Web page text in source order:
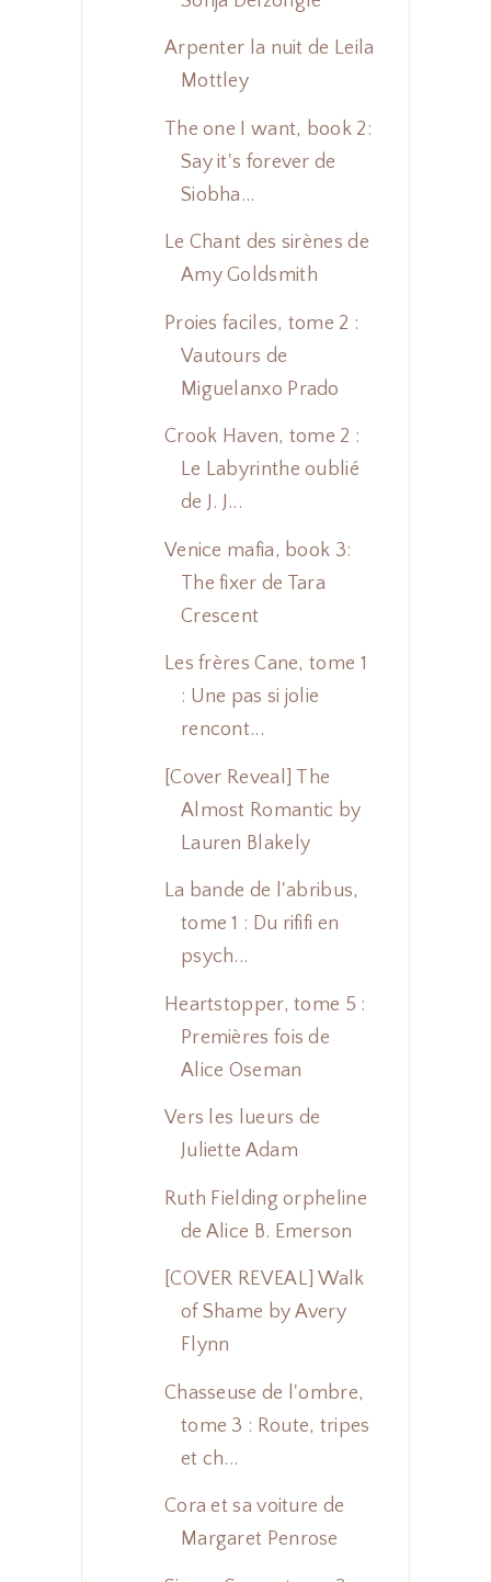
Arpenter la nuit de Leila
Mottley
The one I want, book 2:
Say it's forever de
Siobha...
Le Chant des sirènes de
Amy Goldsmith
Proies faciles, tome 2 :
Vautours de
Miguelanxo Prado
Crook Haven, tome 2 :
Le Labyrinthe oublié
de J. J...
Venice mafia, book 3:
The fixer de Tara
Crescent
Les frères Cane, tome 1
: Une pas si jolie
rencont...
[Cover Reveal] The
Almost Romantic by
Lauren Blakely
La bande de l'abribus,
tome 1 : Du rififi en
psych...
Heartstopper, tome 5 :
Premières fois de
Alice Oseman
Vers les lueurs de
Juliette Adam
Ruth Fielding orpheline
de Alice B. Emerson
[COVER REVEAL] Walk
of Shame by Avery
Flynn
Chasseuse de l'ombre,
tome 3 : Route, tripes
et ch...
Cora et sa voiture de
Margaret Penrose